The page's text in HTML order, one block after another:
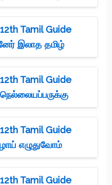
Tamil Guide
இலாத தமிழ்
Tamil Guide
Tamil Guide
எழுதுவோம்
Tamil Guide